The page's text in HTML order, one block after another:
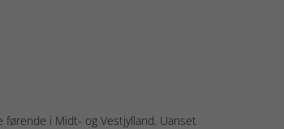
i Midt- og Vestjylland. Uanset